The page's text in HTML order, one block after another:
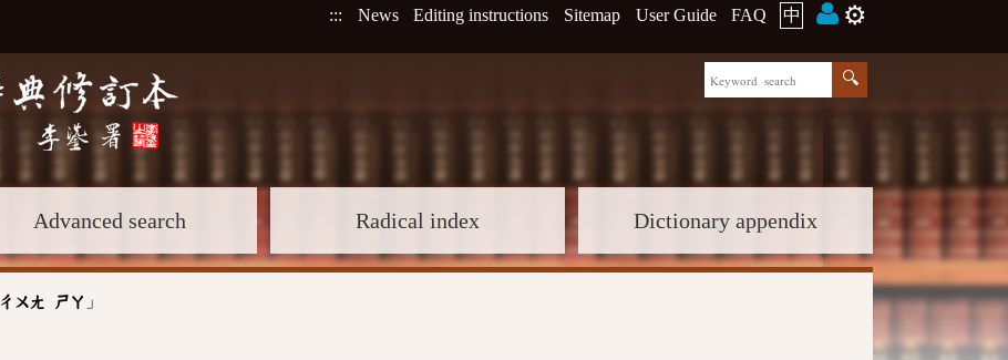
::: News Editing instructions Sitemap User Guide FAQ 中 ⚙️
Advanced search Radical index Dictionary appendix
ㄔㄨㄤ ㄕㄚ 」